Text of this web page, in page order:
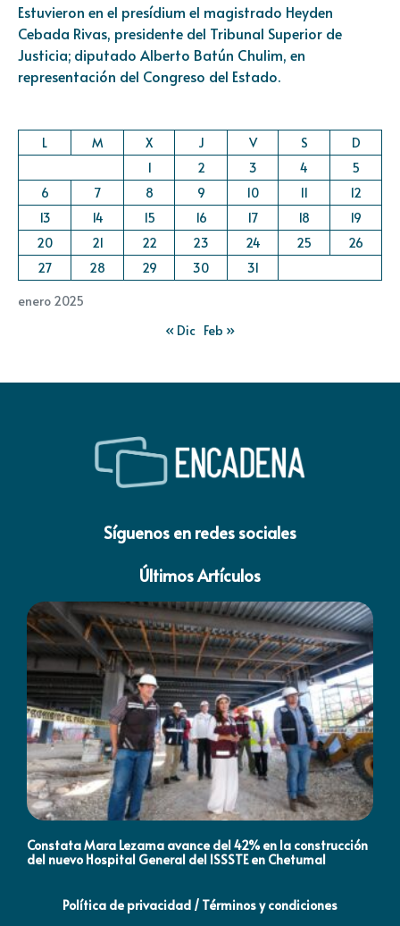
Estuvieron en el presídium el magistrado Heyden
Cebada Rivas, presidente del Tribunal Superior de
Justicia; diputado Alberto Batún Chulim, en
representación del Congreso del Estado.
enero 2025
L M X J V S
D
1
2 3 4
5
6
7 8 9 10 11
12
13
14 15 16 17 18
19
20
21 22 23 24 25
26
27
28 29 30 31
« Dic Feb »
Síguenos en redes sociales
Últimos Artículos
Constata Mara Lezama avance del 42% en la construcción
del nuevo Hospital General del ISSSTE en Chetumal
Política de privacidad / Términos y condiciones